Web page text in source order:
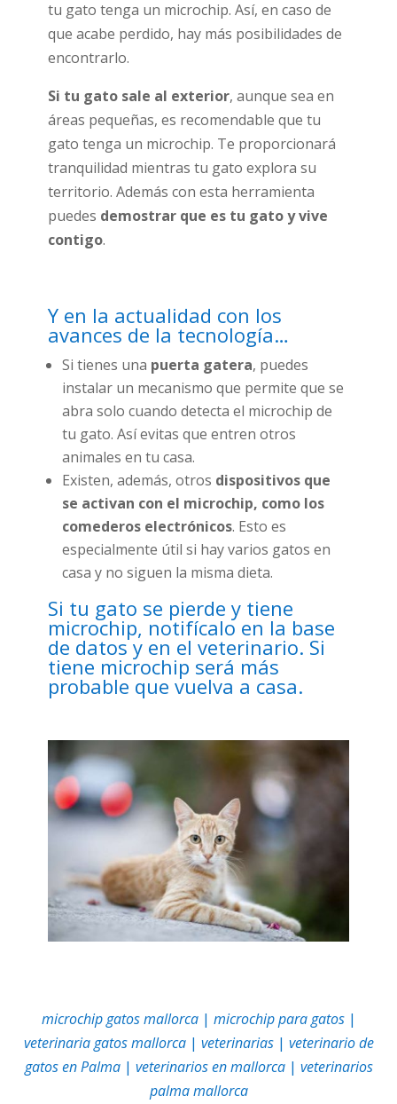
tu gato tenga un microchip. Así, en caso de
que acabe perdido, hay más posibilidades de
encontrarlo.
Si tu gato sale al exterior, aunque sea en
áreas pequeñas, es recomendable que tu
gato tenga un microchip. Te proporcionará
tranquilidad mientras tu gato explora su
territorio. Además con esta herramienta
puedes demostrar que es tu gato y vive
contigo.
Y en la actualidad con los
avances de la tecnología…
Si tienes una puerta gatera, puedes
instalar un mecanismo que permite que se
abra solo cuando detecta el microchip de
tu gato. Así evitas que entren otros
animales en tu casa.
Existen, además, otros dispositivos que
se activan con el microchip, como los
comederos electrónicos. Esto es
especialmente útil si hay varios gatos en
casa y no siguen la misma dieta.
Si tu gato se pierde y tiene
microchip, notifícalo en la base
de datos y en el veterinario. Si
tiene microchip será más
probable que vuelva a casa.
microchip gatos mallorca| microchip para gatos|
veterinaria gatos mallorca| veterinarias| veterinario de
gatos en Palma| veterinarios en mallorca| veterinarios
palma mallorca